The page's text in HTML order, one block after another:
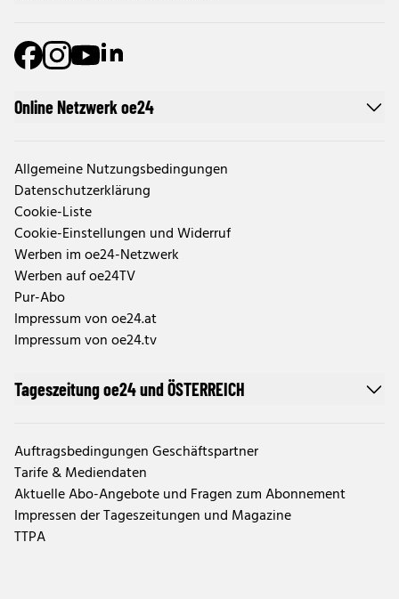
Online Netzwerk oe24
Allgemeine Nutzungsbedingungen
Datenschutzerklärung
Cookie-Liste
Cookie-Einstellungen und Widerruf
Werben im oe24-Netzwerk
Werben auf oe24TV
Pur-Abo
Impressum von oe24.at
Impressum von oe24.tv
Tageszeitung oe24 und ÖSTERREICH
Auftragsbedingungen Geschäftspartner
Tarife & Mediendaten
Aktuelle Abo-Angebote und Fragen zum Abonnement
Impressen der Tageszeitungen und Magazine
TTPA